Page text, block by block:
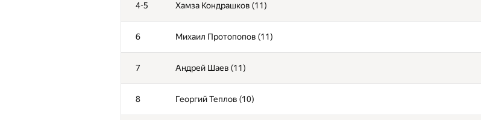
4-5 Хамза Кондрашков (11)
6 Михаил Протопопов (11)
7 Андрей Шаев (11)
8 Георгий Теплов (10)